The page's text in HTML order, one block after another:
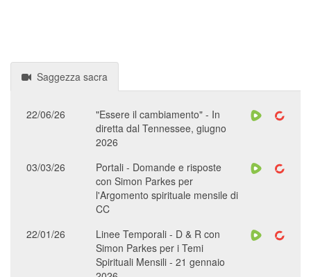
Saggezza sacra
22/06/26
"Essere il cambiamento" - In
diretta dal Tennessee, giugno
2026
03/03/26
Portali - Domande e risposte
con Simon Parkes per
l'Argomento spirituale mensile di
CC
22/01/26
Linee Temporali - D & R con
Simon Parkes per i Temi
Spirituali Mensili - 21 gennaio